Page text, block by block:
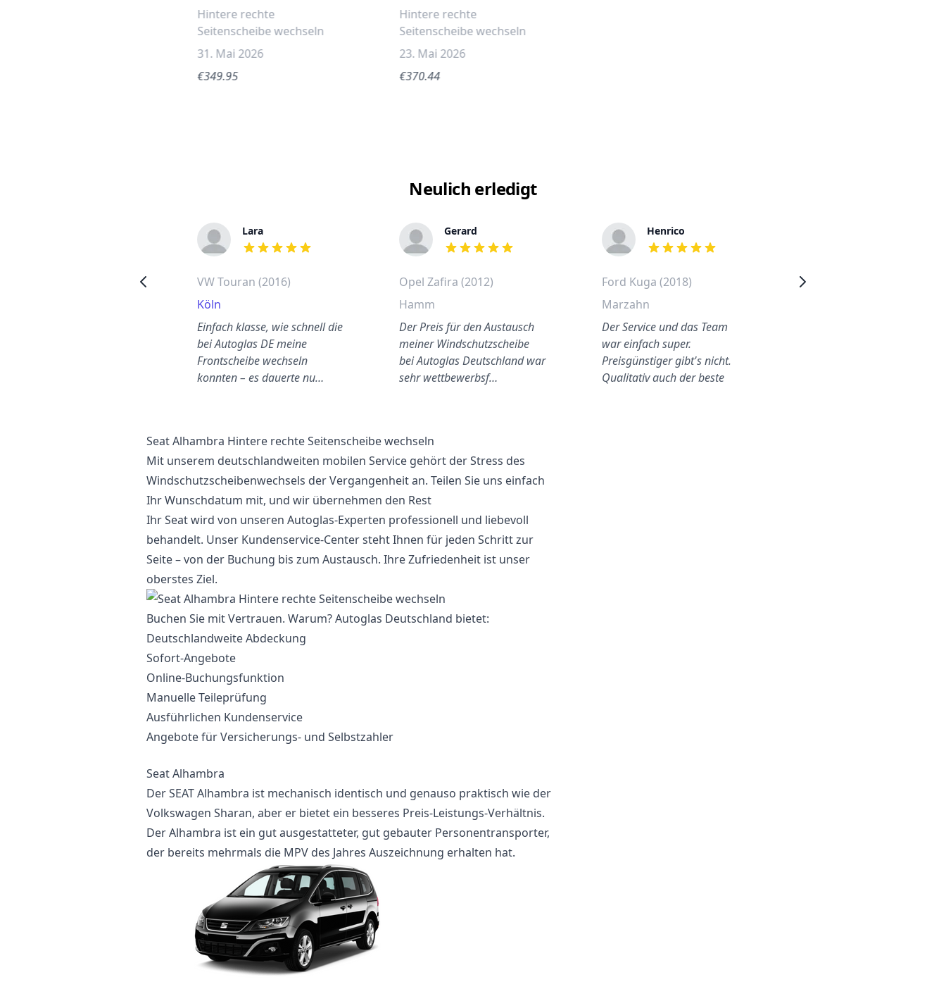
Hintere rechte
Seitenscheibe wechseln
31. Mai 2026
€349.95
Hintere rechte
Seitenscheibe wechseln
23. Mai 2026
€370.44
Neulich erledigt
Lara
out of 5 stars
VW Touran (2016)
Köln
Einfach klasse, wie schnell die
bei Autoglas DE meine
Frontscheibe wechseln
konnten – es dauerte nu…
Gerard
out of 5 stars
Opel Zafira (2012)
Hamm
Der Preis für den Austausch
meiner Windschutzscheibe
bei Autoglas Deutschland war
sehr wettbewerbsf…
Henrico
out of 5 stars
Ford Kuga (2018)
Marzahn
Der Service und das Team
war einfach super.
Preisgünstiger gibt's nicht.
Qualitativ auch der beste
Volkswagen Passat (2015)
Seat Alhambra Hintere rechte Seitenscheibe wechseln
Mit unserem deutschlandweiten mobilen Service gehört der Stress des
Windschutzscheibenwechsels der Vergangenheit an. Teilen Sie uns einfach
Ihr Wunschdatum mit, und wir übernehmen den Rest
Ihr Seat wird von unseren Autoglas-Experten professionell und liebevoll
behandelt. Unser Kundenservice-Center steht Ihnen für jeden Schritt zur
Seite – von der Buchung bis zum Austausch. Ihre Zufriedenheit ist unser
oberstes Ziel.
Buchen Sie mit Vertrauen. Warum? Autoglas Deutschland bietet:
Deutschlandweite Abdeckung
Sofort-Angebote
Online-Buchungsfunktion
Manuelle Teileprüfung
Ausführlichen Kundenservice
Angebote für Versicherungs- und Selbstzahler
Seat Alhambra
Der SEAT Alhambra ist mechanisch identisch und genauso praktisch wie der
Volkswagen Sharan, aber er bietet ein besseres Preis-Leistungs-Verhältnis.
Der Alhambra ist ein gut ausgestatteter, gut gebauter Personentransporter,
der bereits mehrmals die MPV des Jahres Auszeichnung erhalten hat.